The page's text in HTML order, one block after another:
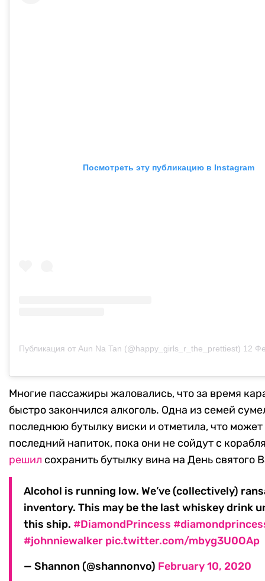
Посмотреть эту публикацию в Instagram
Публикация от Aun Na Tan (@happy_girls_r_the_prettiest) 12 Фев
Многие пассажиры жаловались, что за время
быстро закончился алкоголь. Одна из семей
последнюю бутылку виски и отметила, что может
последний напиток, пока они не сойдут с
решил сохранить бутылку вина на День святого
Alcohol is running low. We’ve (collectively)
inventory. This may be the last whiskey drink
this ship. #DiamondPrincess
#johnniewalker pic.twitter.com/mbyg3U0OAp
— Shannon (@shannonvo) February 10, 2020